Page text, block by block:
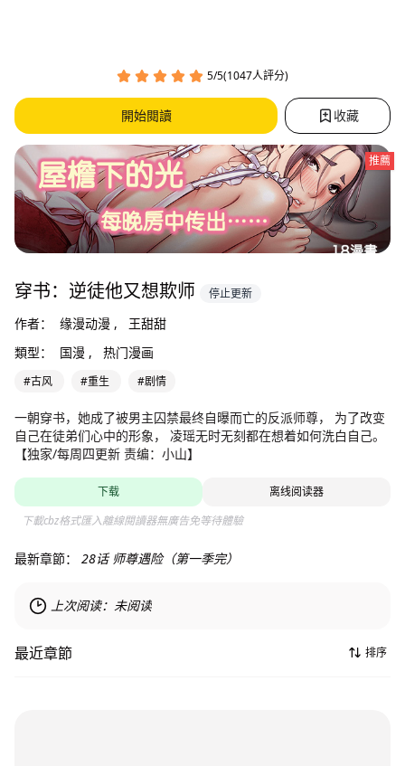
5/5(1047人評分)
開始閱讀 收藏
推薦
穿书：逆徒他又想欺师 停止更新
作者： 缘漫动漫 ,
王甜甜
類型：
国漫 , 热门漫画
#古风 #重生 #剧情
一朝穿书，她成了被男主囚禁最终自曝而亡的反派师尊， 为了改变
自己在徒弟们心中的形象， 凌瑶无时无刻都在想着如何洗白自己。
【独家/每周四更新 责编：小山】
下载
离线阅读器
下載cbz格式匯入離線閱讀器無廣告免等待體驗
最新章節： 28话 师尊遇险（第一季完）
上次阅读： 未阅读
最近章節 排序